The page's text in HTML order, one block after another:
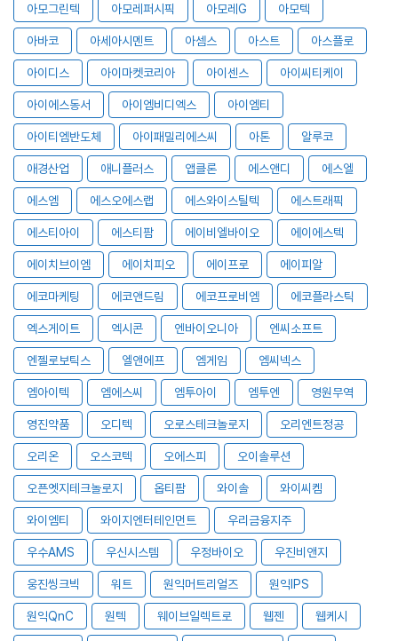
아모그린텍 아모레퍼시픽 아모레G 아모텍
아바코 아세아시멘트 아셈스 아스트 아스플로
아이디스 아이마켓코리아 아이센스 아이씨티케이
아이에스동서 아이엠비디엑스 아이엠티
아이티엠반도체 아이패밀리에스씨 아톤 알루코
애경산업 애니플러스 앱클론 에스앤디 에스엘
에스엠 에스오에스랩 에스와이스틸텍 에스트래픽
에스티아이 에스티팜 에이비엘바이오 에이에스텍
에이치브이엠 에이치피오 에이프로 에이피알
에코마케팅 에코앤드림 에코프로비엠 에코플라스틱
엑스게이트 엑시콘 엔바이오니아 엔씨소프트
엔젤로보틱스 엘앤에프 엠게임 엠씨넥스
엠아이텍 엠에스씨 엠투아이 엠투엔 영원무역
영진약품 오디텍 오로스테크놀로지 오리엔트정공
오리온 오스코텍 오에스피 오이솔루션
오픈엣지테크놀로지 옵티팜 와이솔 와이씨켐
와이엠티 와이지엔터테인먼트 우리금융지주
우수AMS 우신시스템 우정바이오 우진비앤지
웅진씽크빅 워트 원익머트리얼즈 원익IPS
원익QnC 원텍 웨이브일렉트로 웹젠 웹케시